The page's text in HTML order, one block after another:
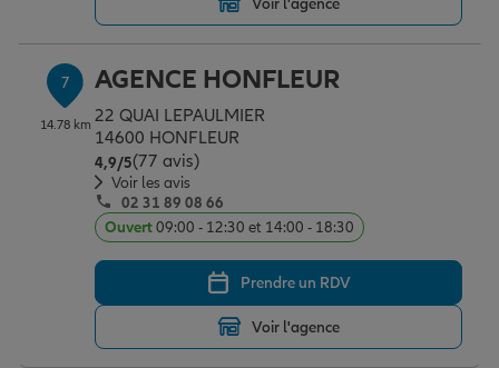
7
14.78 km
AGENCE HONFLEUR
22 QUAI LEPAULMIER
14600 HONFLEUR
4,9/5Note de 4.9 sur 5
(77 avis)
Voir les avis
02 31 89 08 66
Ouvert09:00 - 12:30 et 14:00 - 18:30
Prendre un RDV
Voir l'agence